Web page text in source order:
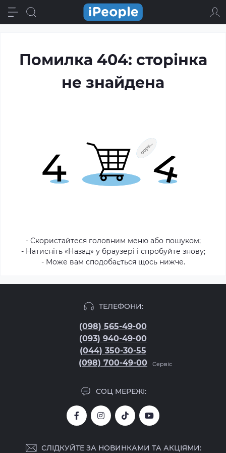
Помилка 404: сторінка
не знайдена
- Скористайтеся головним меню або пошуком;
- Натисніть «Назад» у браузері і спробуйте знову;
- Може вам сподобається щось нижче.
ТЕЛЕФОНИ:
(098) 565-49-00
(093) 940-49-00
(044) 350-30-55
(098) 700-49-00
Сервіс
СОЦ МЕРЕЖІ:
СЛІДКУЙТЕ ЗА НОВИНКАМИ ТА АКЦІЯМИ: